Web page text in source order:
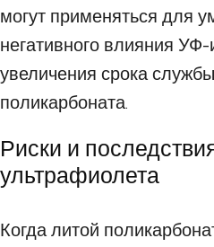
могут применяться для
негативного влияния
увеличения срока
поликарбоната.
Риски и
ультрафиолета
Когда литой